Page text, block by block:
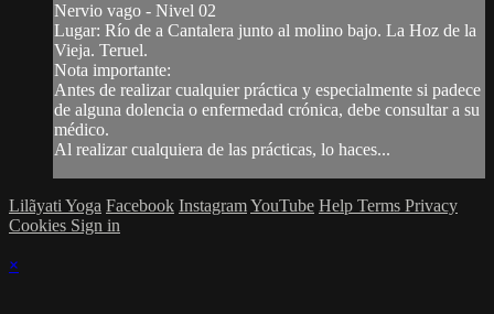
Nervio vago - Nivel 02
Lugar: Río de a Cantalera junto al molino bajo. La Hoz de la
Vieja. Teruel.
Nota importante:
Antes de realizar cualquier práctica y especialmente si padece
de alguna dolencia o enfermedad crónica, debe consultar a su
médico.
Al realizar cualquiera de las prácticas, lo haces...
Lilãyati Yoga Facebook InstagramYouTube Help Terms Privacy
Cookies Sign in
×